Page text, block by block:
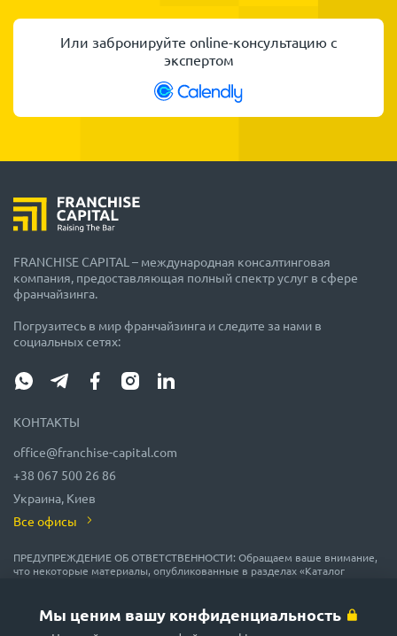
Или забронируйте online-консультацию с
экспертом
Мы ценим вашу конфиденциальность
FRANCHISE CAPITAL – международная консалтинговая
компания, предоставляющая полный спектр услуг в сфере
франчайзинга.
Погрузитесь в мир франчайзинга и следите за нами в
социальных сетях:
КОНТАКТЫ
office@franchise-capital.com
+38 067 500 26 86
Украина, Киев
Все офисы
ПРЕДУПРЕЖДЕНИЕ ОБ ОТВЕТСТВЕННОСТИ: Обращаем ваше внимание,
что некоторые материалы, опубликованные в разделах «Каталог
рекламы или получены на безвозмездной основе из источников,
которые мы считаем надежными, но их точность и полнота не